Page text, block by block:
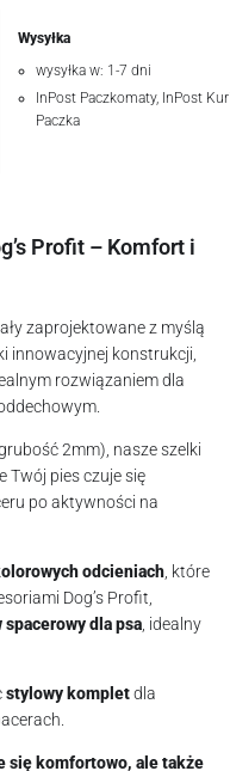
Wysyłka
wysyłka w: 1-7 dni
InPost Paczkomaty, InPost
Paczka
Profit – Komfort i
zaprojektowane z myślą
innowacyjnej konstrukcji,
rozwiązaniem dla
2mm), nasze szelki
Twój pies czuje się
po aktywności na
odcieniach , które
Dog’s Profit,
dla psa , idealny
stylowy kompletdla
się komfortowo, ale także